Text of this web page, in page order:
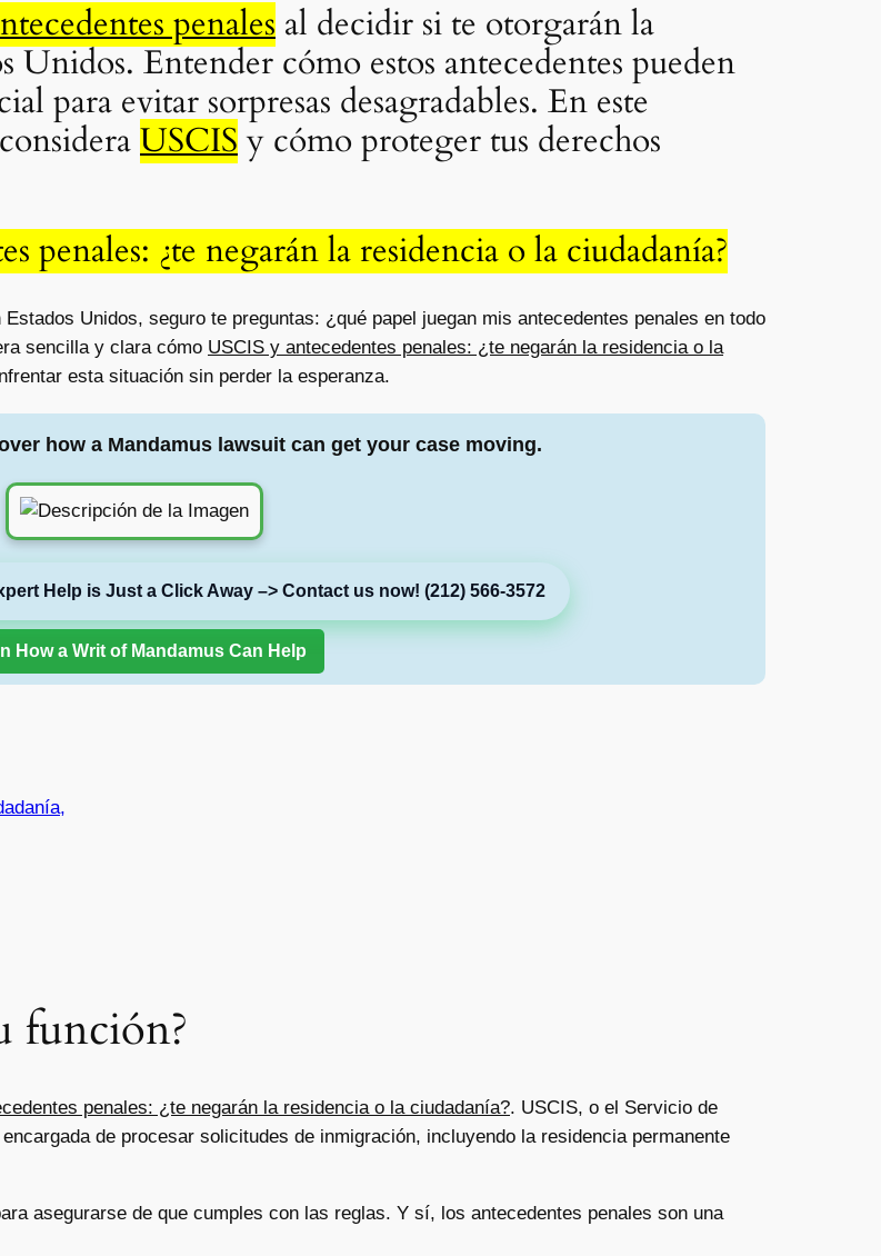
penales al decidir si te otorgarán la
Unidos. Entender cómo estos antecedentes pueden
para evitar sorpresas desagradables. En este
USCIS y cómo proteger tus derechos
penales: ¿te negarán la residencia o la ciudadanía?
Unidos, seguro te preguntas: ¿qué papel juegan mis antecedentes penales en todo
sencilla y clara cómo USCIS y antecedentes penales: ¿te negarán la residencia o la
esta situación sin perder la esperanza.
how a Mandamus lawsuit can get your case moving.
Help is Just a Click Away –> Contact us now! (212) 566-3572
How a Writ of Mandamus Can Help
función?
penales: ¿te negarán la residencia o la ciudadanía?. USCIS, o el Servicio de
de procesar solicitudes de inmigración, incluyendo la residencia permanente
asegurarse de que cumples con las reglas. Y sí, los antecedentes penales son una